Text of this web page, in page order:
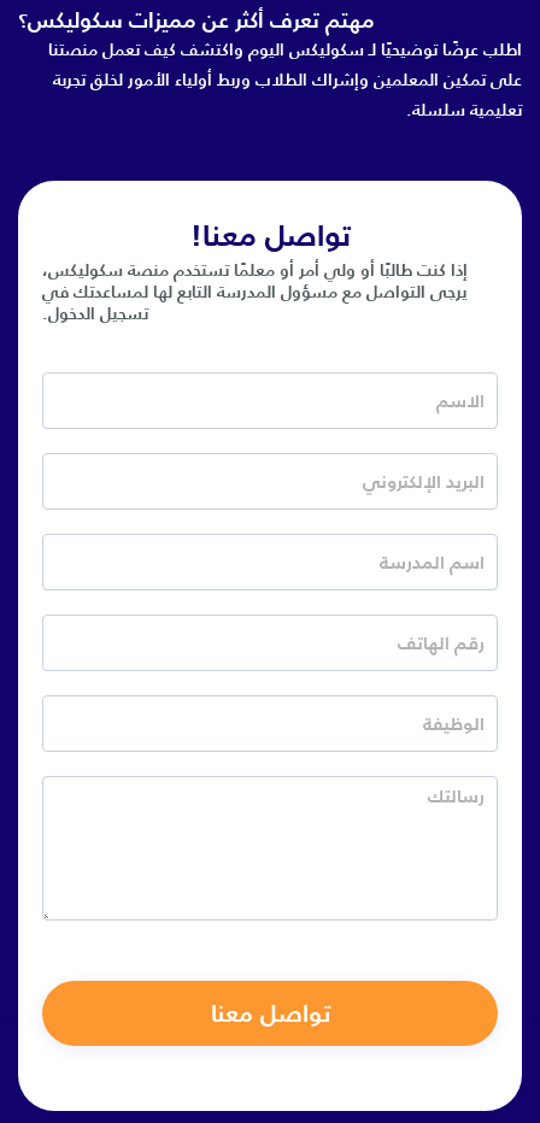
مهتم تعرف أكثر عن مميزات سكوليكس؟
اطلب عرضًا توضيحيًا لـ سكوليكس اليوم واكتشف كيف تعمل منصتنا
على تمكين المعلمين وإشراك الطلاب وربط أولياء الأمور لخلق تجربة
تعليمية سلسلة.
تواصل معنا!
إذا كنت طالبًا أو ولي أمر أو معلمًا تستخدم منصة سكوليكس،
يرجى التواصل مع مسؤول المدرسة التابع لها لمساعدتك في
تسجيل الدخول.
تواصل معنا